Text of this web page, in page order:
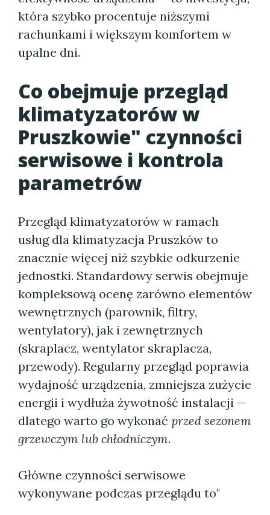
która szybko procentuje niższymi
rachunkami i większym komfortem w
upalne dni.
Co obejmuje przegląd
klimatyzatorów w
Pruszkowie" czynności
serwisowe i kontrola
parametrów
Przegląd klimatyzatorów w ramach
usług dla klimatyzacja Pruszków to
znacznie więcej niż szybkie odkurzenie
jednostki. Standardowy serwis obejmuje
kompleksową ocenę zarówno elementów
wewnętrznych (parownik, filtry,
wentylatory), jak i zewnętrznych
(skraplacz, wentylator skraplacza,
przewody). Regularny przegląd poprawia
wydajność urządzenia, zmniejsza zużycie
energii i wydłuża żywotność instalacji —
dlatego warto go wykonać przed sezonem
grzewczym lub chłodniczym.
Główne czynności serwisowe
wykonywane podczas przeglądu to"